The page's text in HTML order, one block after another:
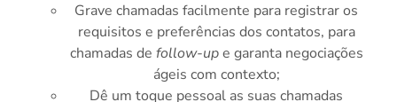
Grave chamadas facilmente para registrar os
requisitos e preferências dos contatos, para
chamadas de follow-upe garanta negociações
ágeis com contexto;
Dê um toque pessoal as suas chamadas